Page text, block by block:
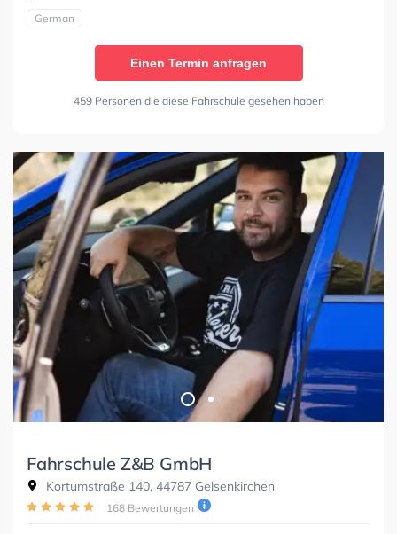
German
Einen Termin anfragen
459 Personen die diese Fahrschule gesehen haben
Fahrschule Z&B GmbH
Kortumstraße 140, 44787 Gelsenkirchen
168 Bewertungen